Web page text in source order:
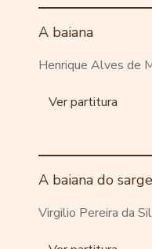
A baiana
Henrique Alves de
Ver partitura
A baiana do
Virgilio Pereira da